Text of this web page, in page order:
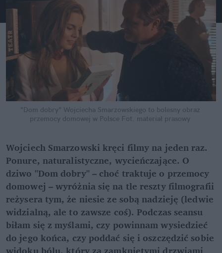
"Dom dobry" Wojciecha Smarzowskiego to bolesny obraz
przemocy domowej w Polsce Fot. materiał prasowy
Wojciech Smarzowski kręci filmy na jeden raz.
Ponure, naturalistyczne, wycieńczające. O
dziwo "Dom dobry" – choć traktuje o przemocy
domowej – wyróżnia się na tle reszty filmografii
reżysera tym, że niesie ze sobą nadzieję (ledwie
widzialną, ale to zawsze coś). Podczas seansu
biłam się z myślami, czy powinnam wysiedzieć
do jego końca, czy poddać się i oszczędzić sobie